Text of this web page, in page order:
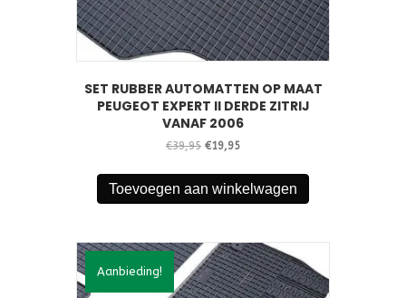
SET RUBBER AUTOMATTEN OP MAAT
PEUGEOT EXPERT II DERDE ZITRIJ
VANAF 2006
€39,95 Oorspronkelijke
was:
€39,95.
€19,95Huidige
is:
€19,95.
Toevoegen aan winkelwagen
Aanbieding!